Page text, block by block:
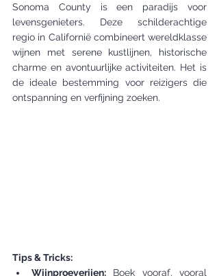
Sonoma County is een paradijs voor
levensgenieters. Deze schilderachtige
regio in Californië combineert wereldklasse
wijnen met serene kustlijnen, historische
charme en avontuurlijke activiteiten. Het is
de ideale bestemming voor reizigers die
ontspanning en verfijning zoeken.
Tips & Tricks:
Wijnproeverijen: Boek vooraf, vooral